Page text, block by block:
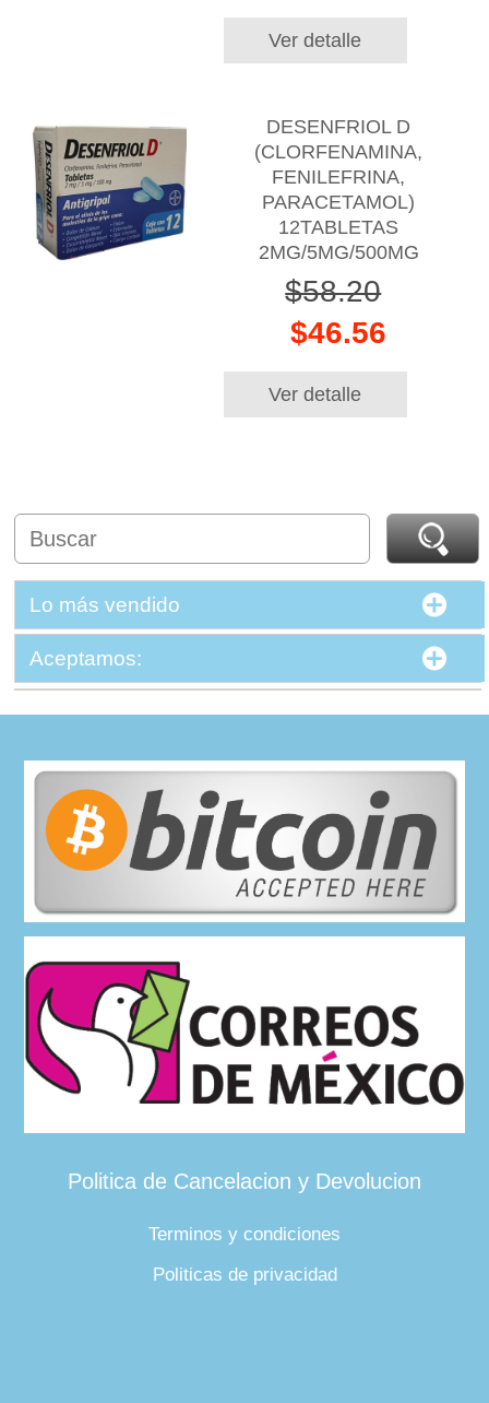
Ver detalle
DESENFRIOL D
(CLORFENAMINA,
FENILEFRINA,
PARACETAMOL)
12TABLETAS
2MG/5MG/500MG
$58.20
$46.56
Ver detalle
Lo más vendido
Aceptamos:
Politica de Cancelacion y Devolucion
Terminos y condiciones
Politicas de privacidad